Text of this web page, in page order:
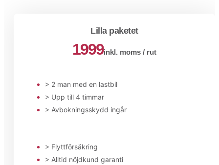
Lilla paketet
1999inkl. moms / rut
> 2 man med en lastbil
> Upp till 4 timmar
> Avbokningsskydd ingår
> Flyttförsäkring
> Alltid nöjdkund garanti